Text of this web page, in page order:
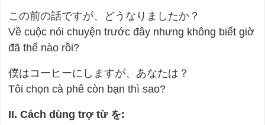
この前の話ですが、どうなりましたか？
Về cuộc nói chuyện trước đây nhưng không biết giờ
đã thế nào rồi?
僕はコーヒーにしますが、あなたは？
Tôi chọn cà phê còn bạn thì sao?
II. Cách dùng trợ từ を: